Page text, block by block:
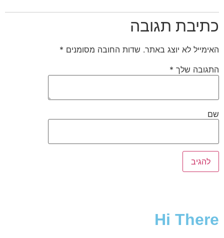
כתיבת תגובה
האימייל לא יוצג באתר. שדות החובה מסומנים *
התגובה שלך *
שם
Hi There